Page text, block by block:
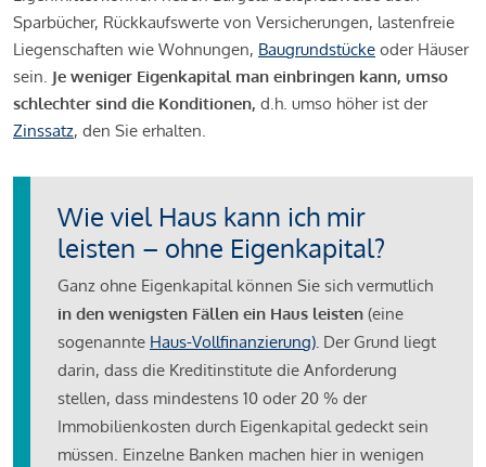
Sparbücher, Rückkaufswerte von Versicherungen, lastenfreie
Liegenschaften wie Wohnungen, Baugrundstücke oder Häuser
sein. Je weniger Eigenkapital man einbringen kann, umso
schlechter sind die Konditionen, d.h. umso höher ist der
Zinssatz, den Sie erhalten.
Wie viel Haus kann ich mir
leisten – ohne Eigenkapital?
Ganz ohne Eigenkapital können Sie sich vermutlich
in den wenigsten Fällen ein Haus leisten (eine
sogenannte Haus-Vollfinanzierung). Der Grund liegt
darin, dass die Kreditinstitute die Anforderung
stellen, dass mindestens 10 oder 20 % der
Immobilienkosten durch Eigenkapital gedeckt sein
müssen. Einzelne Banken machen hier in wenigen